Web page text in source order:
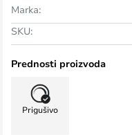
Marka:
SKU:
Prednosti proizvoda
Prigušivo